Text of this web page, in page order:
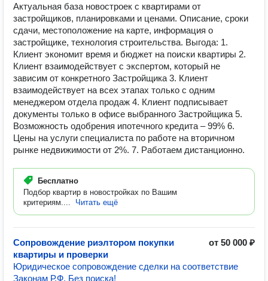
Актуальная база новостроек с квартирами от
застройщиков, планировками и ценами. Описание, сроки
сдачи, местоположение на карте, информация о
застройщике, технология строительства. Выгода: 1.
Клиент экономит время и бюджет на поиски квартиры 2.
Клиент взаимодействует с экспертом, который не
зависим от конкретного Застройщика 3. Клиент
взаимодействует на всех этапах только с одним
менеджером отдела продаж 4. Клиент подписывает
документы только в офисе выбранного Застройщика 5.
Возможность одобрения ипотечного кредита – 99% 6.
Цены на услуги специалиста по работе на вторичном
рынке недвижимости от 2%. 7. Работаем дистанционно.
Бесплатно
Подбор квартир в новостройках по Вашим
критериям....
Читать ещё
Сопровождение риэлтором покупки
квартиры и проверки
от 50 000 ₽
Юридическое сопровождение сделки на соответствие
Законам Р.Ф. Без поиска!